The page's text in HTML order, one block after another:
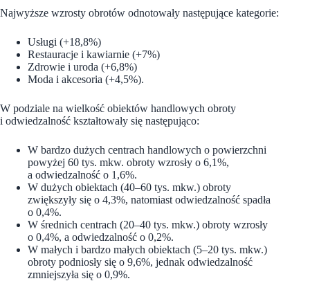
Najwyższe wzrosty obrotów odnotowały następujące kategorie:
Usługi (+18,8%)
Restauracje i kawiarnie (+7%)
Zdrowie i uroda (+6,8%)
Moda i akcesoria (+4,5%).
W podziale na wielkość obiektów handlowych obroty
i odwiedzalność kształtowały się następująco:
W bardzo dużych centrach handlowych o powierzchni
powyżej 60 tys. mkw. obroty wzrosły o 6,1%,
a odwiedzalność o 1,6%.
W dużych obiektach (40–60 tys. mkw.) obroty
zwiększyły się o 4,3%, natomiast odwiedzalność spadła
o 0,4%.
W średnich centrach (20–40 tys. mkw.) obroty wzrosły
o 0,4%, a odwiedzalność o 0,2%.
W małych i bardzo małych obiektach (5–20 tys. mkw.)
obroty podniosły się o 9,6%, jednak odwiedzalność
zmniejszyła się o 0,9%.